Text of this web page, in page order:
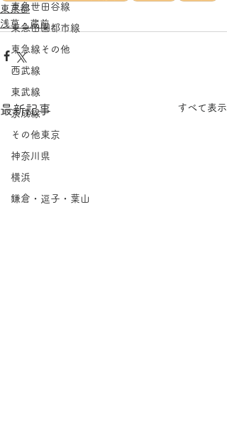
東急世田谷線
東急田園都市線
東急線その他
西武線
東武線
京成線
その他東京
神奈川県
横浜
鎌倉・逗子・葉山
東京都
浅草・蔵前
最新記事 すべて表示